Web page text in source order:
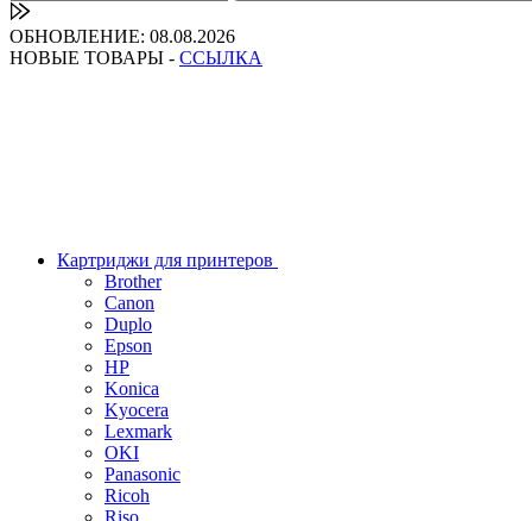
ОБНОВЛЕНИЕ: 08.08.2026
НОВЫЕ ТОВАРЫ - ССЫЛКА
Картриджи для принтеров
Brother
Canon
Duplo
Epson
HP
Konica
Kyocera
Lexmark
OKI
Panasonic
Ricoh
Riso